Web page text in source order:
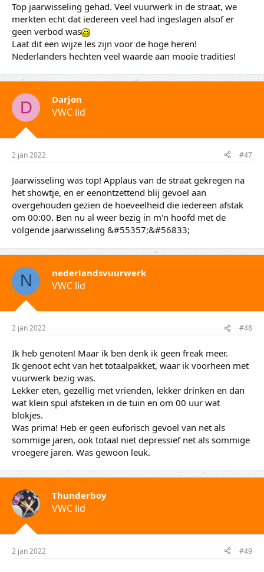
Top jaarwisseling gehad. Veel vuurwerk in de straat, we
merkten echt dat iedereen veel had ingeslagen alsof er
geen verbod was
Laat dit een wijze les zijn voor de hoge heren!
Nederlanders hechten veel waarde aan mooie tradities!
D Darjon
VWC lid
2 jan 2022 #47
Jaarwisseling was top! Applaus van de straat gekregen na
het showtje, en er eenontzettend blij gevoel aan
overgehouden gezien de hoeveelheid die iedereen afstak
om 00:00. Ben nu al weer bezig in m'n hoofd met de
volgende jaarwisseling &#55357;&#56833;
N nederlandsvuurwerk
VWC lid
2 jan 2022 #48
Ik heb genoten! Maar ik ben denk ik geen freak meer.
Ik genoot echt van het totaalpakket, waar ik voorheen met
vuurwerk bezig was.
Lekker eten, gezellig met vrienden, lekker drinken en dan
wat klein spul afsteken in de tuin en om 00 uur wat
blokjes.
Was prima! Heb er geen euforisch gevoel van net als
sommige jaren, ook totaal niet depressief net als sommige
vroegere jaren. Was gewoon leuk.
Thunderboy
VWC lid
2 jan 2022 #49